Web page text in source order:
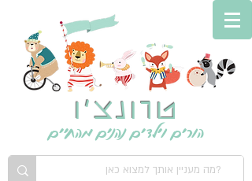
טרונצ'ו
הורים וילדים נהנים מהחיים